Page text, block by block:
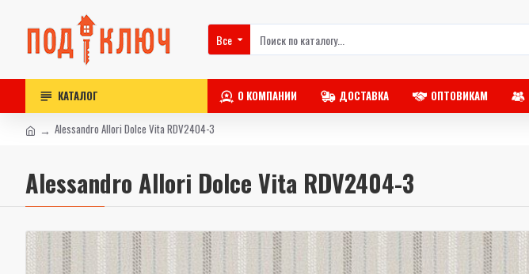
Все
КАТАЛОГ О КОМПАНИИ ДОСТАВКА ОПТОВИКАМ
Alessandro Allori Dolce Vita RDV2404-3
Alessandro Allori Dolce Vita RDV2404-3